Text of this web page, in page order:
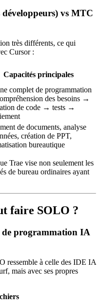
vs MTC
très différents, ce qui
Cursor :
Capacités principales
complet de programmation
des besoins →
de code → tests →
de documents, analyse
création de PPT,
bureautique
Trae vise non seulement les
de bureau ordinaires ayant
faire SOLO ?
de programmation IA
ressemble à celle des IDE IA
mais avec ses propres